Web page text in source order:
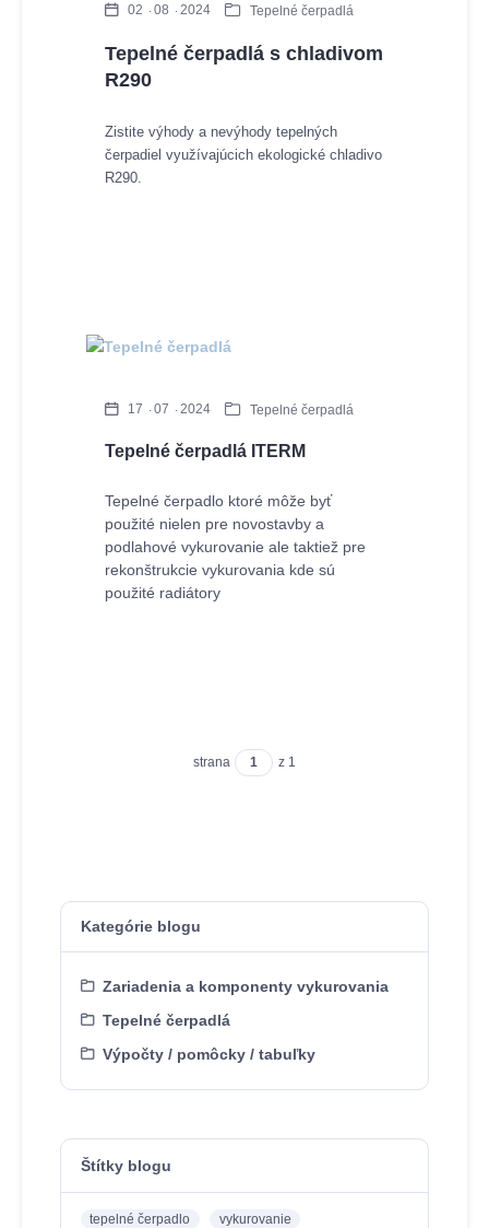
Kategórie blogu
Zariadenia a komponenty vykurovania
Tepelné čerpadlá
Výpočty / pomôcky / tabuľky
Štítky blogu
tepelné čerpadlo vykurovanie
Tepelné čerpadlá s chladivom
R290
02 08 2024 Tepelné čerpadlá
Zistite výhody a nevýhody tepelných
čerpadiel využívajúcich ekologické chladivo
R290.
Tepelné čerpadlá ITERM
17 07 2024 Tepelné čerpadlá
Tepelné čerpadlo ktoré môže byť
použité nielen pre novostavby a
podlahové vykurovanie ale taktiež pre
rekonštrukcie vykurovania kde sú
použité radiátory
strana z 1